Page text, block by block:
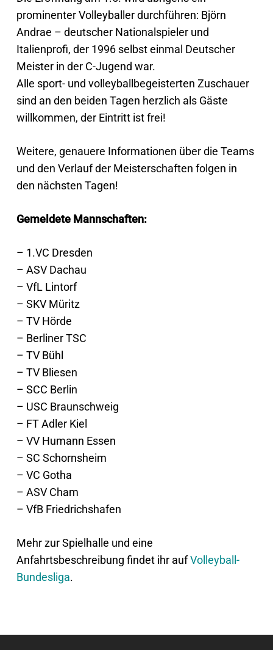
prominenter Volleyballer durchführen: Björn
Andrae – deutscher Nationalspieler und
Italienprofi, der 1996 selbst einmal Deutscher
Meister in der C-Jugend war.
Alle sport- und volleyballbegeisterten Zuschauer
sind an den beiden Tagen herzlich als Gäste
willkommen, der Eintritt ist frei!
Weitere, genauere Informationen über die Teams
und den Verlauf der Meisterschaften folgen in
den nächsten Tagen!
Gemeldete Mannschaften:
– 1.VC Dresden
– ASV Dachau
– VfL Lintorf
– SKV Müritz
– TV Hörde
– Berliner TSC
– TV Bühl
– TV Bliesen
– SCC Berlin
– USC Braunschweig
– FT Adler Kiel
– VV Humann Essen
– SC Schornsheim
– VC Gotha
– ASV Cham
– VfB Friedrichshafen
Mehr zur Spielhalle und eine
Anfahrtsbeschreibung findet ihr aufVolleyball-
Bundesliga.